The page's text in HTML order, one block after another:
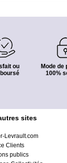
ou
Mode de
100%
sites
Levrault.com
Clients
publics